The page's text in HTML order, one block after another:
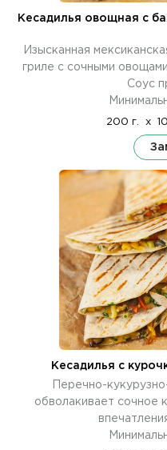
Кесадилья овощная с
Изысканная
гриле с сочными
Соус
200 г. x
Кесадилья с
Перечно-
обволакивает сочное